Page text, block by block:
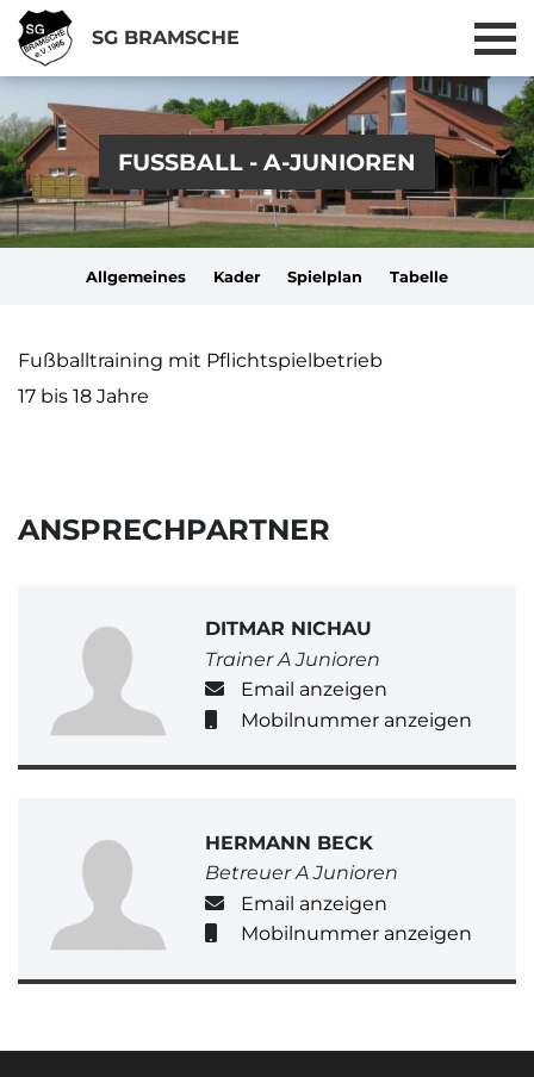
SG BRAMSCHE
FUSSBALL - A-JUNIOREN
Allgemeines Kader Spielplan Tabelle
Fußballtraining mit Pflichtspielbetrieb
17 bis 18 Jahre
ANSPRECHPARTNER
DITMAR NICHAU
Trainer A Junioren
Email anzeigen
Mobilnummer anzeigen
HERMANN BECK
Betreuer A Junioren
Email anzeigen
Mobilnummer anzeigen